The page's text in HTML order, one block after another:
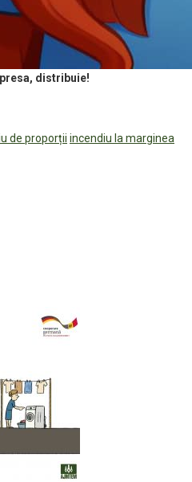
distribuie!
de proporții incendiu la marginea